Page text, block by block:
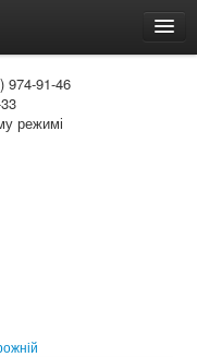
974-91-46
режимі